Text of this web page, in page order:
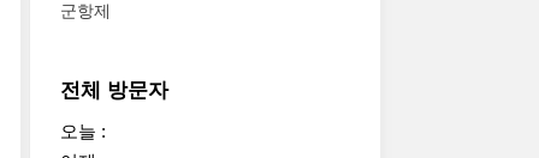
군항제
전체 방문자
오늘 :